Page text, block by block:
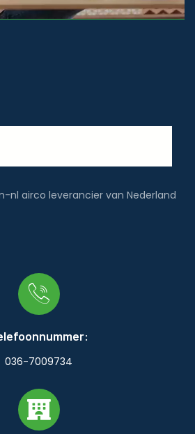
nl airco leverancier van Nederland
036-7009734